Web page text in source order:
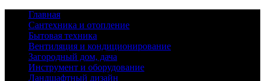
Главная
Сантехника и отопление
Бытовая техника
Вентиляция и кондиционирование
Загородный дом, дача
Инструмент и оборудование
Ландшафтный дизайн